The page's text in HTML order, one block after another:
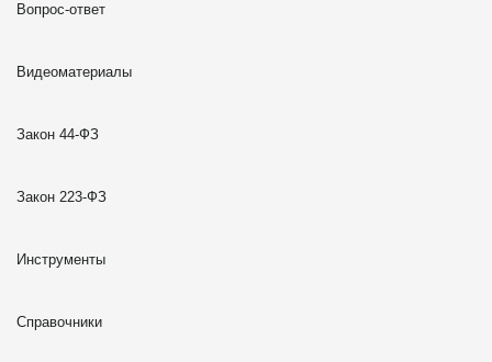
Вопрос-ответ
Видеоматериалы
Закон 44-ФЗ
Закон 223-ФЗ
Инструменты
Справочники